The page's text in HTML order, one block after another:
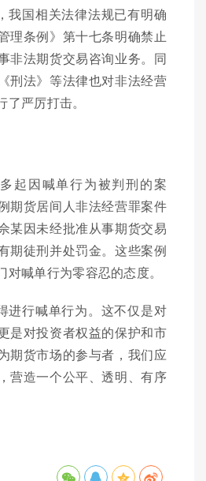
我国相关法律法规已有明确
理条例》第十七条明确禁止
非法期货交易咨询业务。同
刑法》等法律也对非法经营
严厉打击。
起因喊单行为被判刑的案
期货居间人非法经营罪案件
某因未经批准从事期货交易
期徒刑并处罚金。这些案例
喊单行为零容忍的态度。
进行喊单行为。这不仅是对
是对投资者权益的保护和市
期货市场的参与者，我们应
营造一个公平、透明、有序